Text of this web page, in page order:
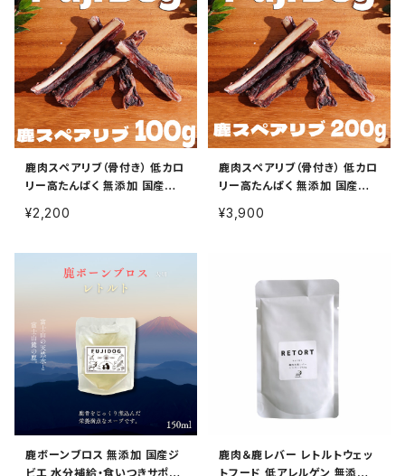
鹿肉スペアリブ（骨付き） 低カロ
リー高たんぱく 無添加 国産ジ
¥2,200
鹿肉スペアリブ（骨付き） 低カロ
リー高たんぱく 無添加 国産ジ
¥3,900
鹿ボーンブロス 無添加 国産ジ
ビエ 水分補給・食いつきサポー
鹿肉＆鹿レバー レトルトウェッ
トフード 低アレルゲン 無添加